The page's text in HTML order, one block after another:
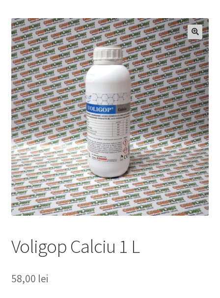
copil
Produse BIO
Igienă publică
Casa și grădina
Extinde
meniul
copil
Sere și solarii
Extinde
meniul
copil
Voligop Calciu 1 L
58,00 lei